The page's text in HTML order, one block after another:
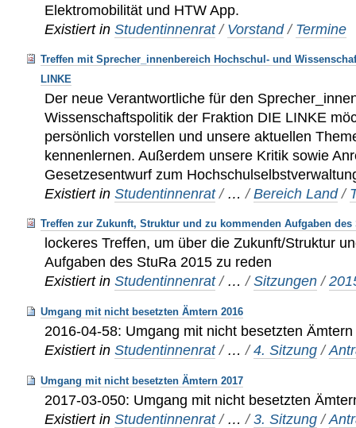
Elektromobilität und HTW App.
Existiert in Studentinnenrat / Vorstand / Termine
Treffen mit Sprecher_innenbereich Hochschul- und
LINKE
Der neue Verantwortliche für den
Wissenschaftspolitik der Fraktion DIE LINKE
persönlich vorstellen und unsere aktuellen
kennenlernen. Außerdem unsere Kritik sowie
Gesetzesentwurf zum
Existiert in Studentinnenrat / …/Bereich Land /
Treffen zur Zukunft, Struktur und zu kommenden Aufgaben des
lockeres Treffen, um über die Zukunft/Struktur
Aufgaben des StuRa 2015 zu reden
Existiert in Studentinnenrat / …/Sitzungen /
Umgang mit nicht besetzten Ämtern 2016
2016-04-58: Umgang mit nicht besetzten
Existiert in Studentinnenrat / …/4. Sitzung /
Umgang mit nicht besetzten Ämtern 2017
2017-03-050: Umgang mit nicht besetzten
Existiert in Studentinnenrat / …/3. Sitzung /